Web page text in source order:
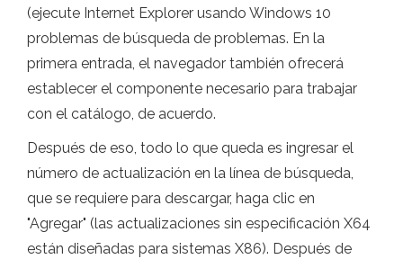
(ejecute Internet Explorer usando Windows 10
problemas de búsqueda de problemas. En la
primera entrada, el navegador también ofrecerá
establecer el componente necesario para trabajar
con el catálogo, de acuerdo.
Después de eso, todo lo que queda es ingresar el
número de actualización en la línea de búsqueda,
que se requiere para descargar, haga clic en
"Agregar" (las actualizaciones sin especificación X64
están diseñadas para sistemas X86). Después de